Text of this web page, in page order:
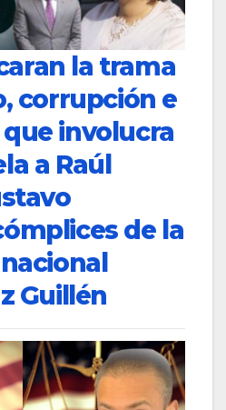
la trama
corrupción e
involucra
a Raúl
de la
Guillén